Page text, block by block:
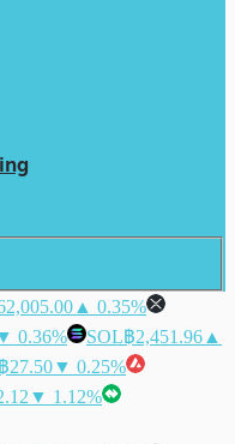
▲ 0.35%
0.36% SOL฿2,451.96 ▲
฿27.50▼ 0.25%
▼ 1.12%